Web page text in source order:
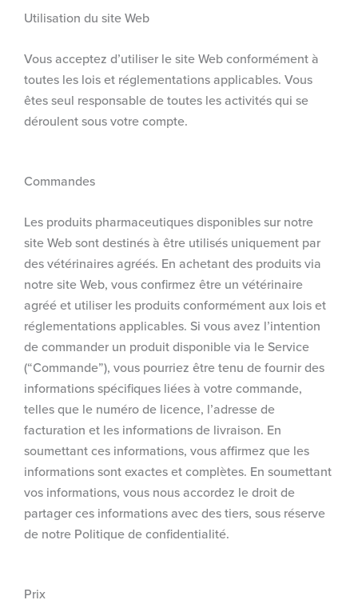
Utilisation du site Web
Vous acceptez d’utiliser le site Web conformément à
toutes les lois et réglementations applicables. Vous
êtes seul responsable de toutes les activités qui se
déroulent sous votre compte.
Commandes
Les produits pharmaceutiques disponibles sur notre
site Web sont destinés à être utilisés uniquement par
des vétérinaires agréés. En achetant des produits via
notre site Web, vous confirmez être un vétérinaire
agréé et utiliser les produits conformément aux lois et
réglementations applicables. Si vous avez l’intention
de commander un produit disponible via le Service
(“Commande”), vous pourriez être tenu de fournir des
informations spécifiques liées à votre commande,
telles que le numéro de licence, l’adresse de
facturation et les informations de livraison. En
soumettant ces informations, vous affirmez que les
informations sont exactes et complètes. En soumettant
vos informations, vous nous accordez le droit de
partager ces informations avec des tiers, sous réserve
de notre Politique de confidentialité.
Prix